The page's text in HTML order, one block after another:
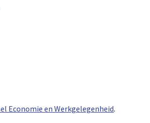
Economie en Werkgelegenheid.